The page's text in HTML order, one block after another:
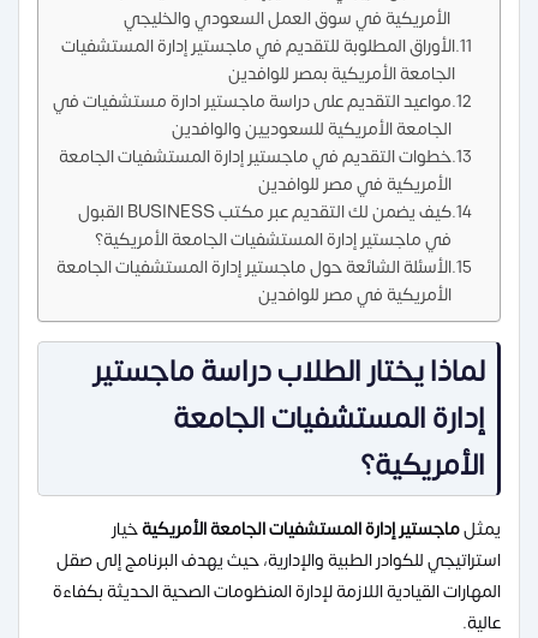
الأمريكية في سوق العمل السعودي والخليجي
الأوراق المطلوبة للتقديم في ماجستير إدارة المستشفيات
الجامعة الأمريكية بمصر للوافدين
مواعيد التقديم على دراسة ماجستير ادارة مستشفيات في
الجامعة الأمريكية للسعوديين والوافدين
خطوات التقديم في ماجستير إدارة المستشفيات الجامعة
الأمريكية في مصر للوافدين
كيف يضمن لك التقديم عبر مكتب BUSINESS القبول
في ماجستير إدارة المستشفيات الجامعة الأمريكية؟
الأسئلة الشائعة حول ماجستير إدارة المستشفيات الجامعة
الأمريكية في مصر للوافدين
لماذا يختار الطلاب دراسة ماجستير
إدارة المستشفيات الجامعة
الأمريكية؟
يمثلماجستير إدارة المستشفيات الجامعة الأمريكيةخيار
استراتيجي للكوادر الطبية والإدارية، حيث يهدف البرنامج إلى صقل
المهارات القيادية اللازمة لإدارة المنظومات الصحية الحديثة بكفاءة
عالية.